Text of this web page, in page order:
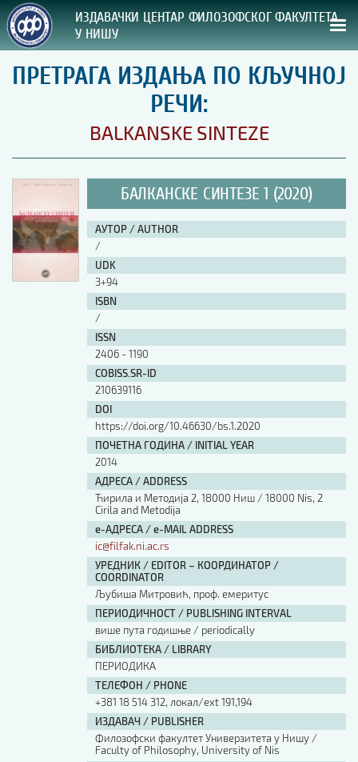
ИЗДАВАЧКИ ЦЕНТАР ФИЛОЗОФСКОГ ФАКУЛТЕТА
У НИШУ
СВА НАША ИЗДАЊА
ВРСТА ИЗДАЊА:
ПРЕГЛЕД
УПУТСТВА
УПУТСТВА
Правилник о издавачкој делатности
Упутство ауторима
Упутство уредницима
Изјава о ауторству
Изјава о лектури
Изјава о коришћењу ауторског дела
Упутство за бирање лиценце
Уговор са аутором
Шаблон прве стране и импресума [B5, ћир]
Шаблон прве стране и импресума [B5, лат]
Шаблон прве стране и импресума [B5, енг]
Етички кодекс
ПРЕТРАГА ИЗДАЊА
Наслов или део наслова
АУТОР / AUTHOR
ПРЕТРАГА ИЗДАЊА ПО КЉУЧНОЈ
РЕЧИ:
BALKANSKE SINTEZE
БАЛКАНСКЕ СИНТЕЗЕ 1 (2020)
АУТОР / AUTHOR
/
UDK
3+94
ISBN
/
ISSN
2406 - 1190
COBISS.SR-ID
210639116
DOI
https://doi.org/10.46630/bs.1.2020
ПОЧЕТНА ГОДИНА / INITIAL YEAR
2014
АДРЕСА / ADDRESS
Ћирила и Методија 2, 18000 Ниш / 18000 Nis, 2
Cirila and Metodija
е-АДРЕСА / e-MAIL ADDRESS
ic@filfak.ni.ac.rs
УРЕДНИК / EDITOR – КООРДИНАТОР /
COORDINATOR
Љубиша Митровић, проф. емеритус
ПЕРИОДИЧНОСТ / PUBLISHING INTERVAL
више пута годишње / periodically
БИБЛИОТЕКА / LIBRARY
ПЕРИОДИКА
ТЕЛЕФОН / PHONE
+381 18 514 312, локал/ext 191,194
ИЗДАВАЧ / PUBLISHER
Филозофски факултет Универзитета у Нишу /
Faculty of Philosophy, University of Nis